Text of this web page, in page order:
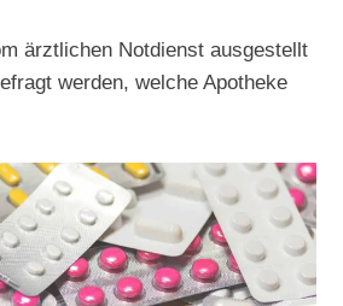
ärztlichen Notdienst ausgestellt
werden, welche Apotheke